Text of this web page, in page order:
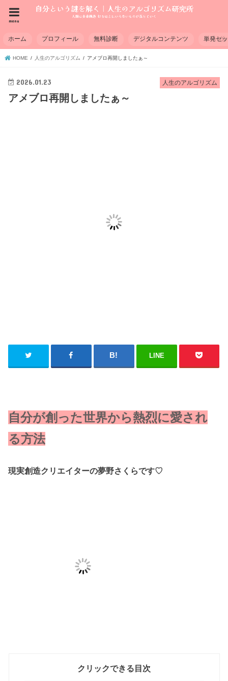
menu
ホーム プロフィール 無料診断 デジタルコンテンツ 単発セ
HOME 人生のアルゴリズム アメブロ再開しましたぁ～
人生のアルゴリズム
2026.01.23
アメブロ再開しましたぁ～
LINE
自分が創った世界から熱烈に愛され
る方法
現実創造クリエイターの夢野さくらです♡
クリックできる目次